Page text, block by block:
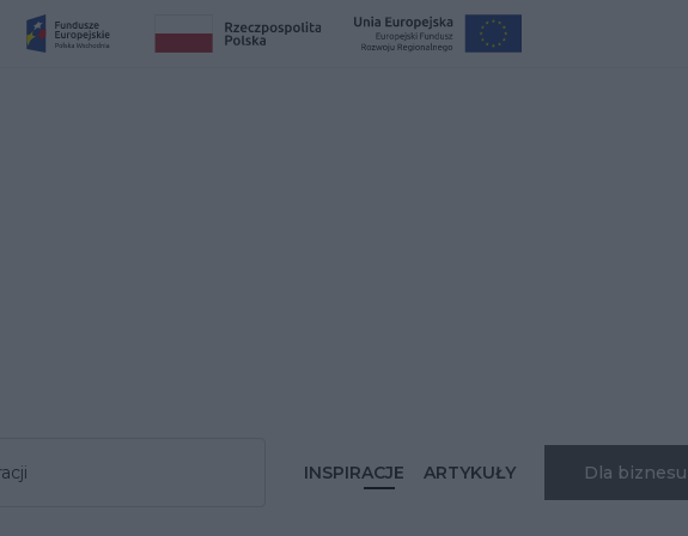
INSPIRACJE ARTYKUŁY Dla biznesu